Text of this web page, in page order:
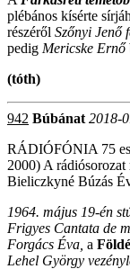
plébános kísérte
részéről Szőnyi Jenő
pedig Mericske Ernő
(tóth)
942 Búbánat 2018-
RÁDIÓFÓNIA 75
2000) A
Bieliczkyné Búzás
1964. május 19-én
Frigyes Cantata de
Forgács Éva, a
Lehel György